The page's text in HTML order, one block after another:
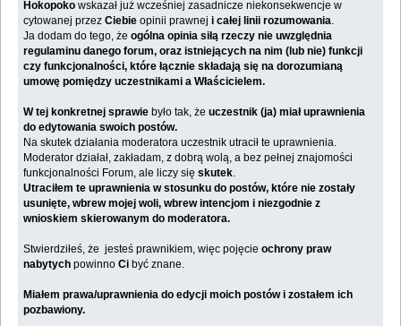
Hokopoko wskazał już wcześniej zasadnicze niekonsekwencje w
cytowanej przezCiebie opinii prawneji całej linii rozumowania.
Ja dodam do tego, żeogólna opinia siłą rzeczy nie uwzględnia
regulaminu danego forum, oraz istniejących na nim (lub nie) funkcji
czy funkcjonalności, które łącznie składają się na dorozumianą
umowę pomiędzy uczestnikami a Właścicielem.
W tej konkretnej sprawie było tak, żeuczestnik (ja) miał uprawnienia
do edytowania swoich postów.
Na skutek działania moderatora uczestnik utracił te uprawnienia.
Moderator działał, zakładam, z dobrą wolą, a bez pełnej znajomości
funkcjonalności Forum, ale liczy sięskutek.
Utraciłem te uprawnienia w stosunku do postów, które nie zostały
usunięte, wbrew mojej woli, wbrew intencjom i niezgodnie z
wnioskiem skierowanym do moderatora.
Stwierdziłeś, że jesteś prawnikiem, więc pojęcie ochrony praw
nabytych powinnoCi być znane.
Miałem prawa/uprawnienia do edycji moich postów i zostałem ich
pozbawiony.